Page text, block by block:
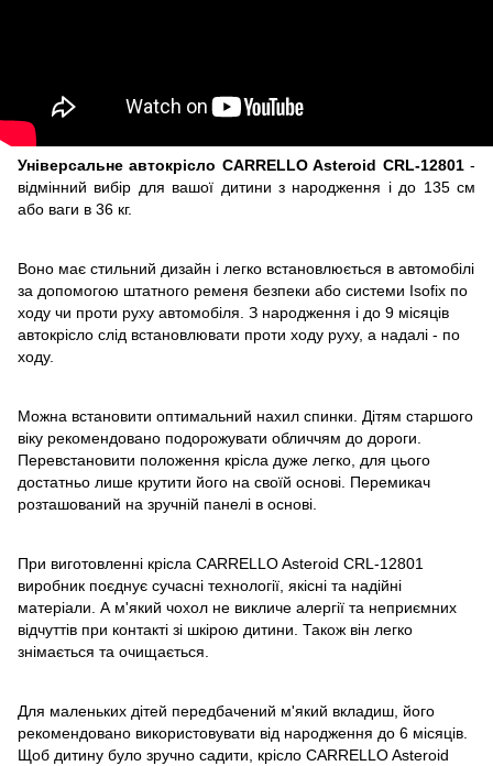
Універсальне автокрісло CARRELLO Asteroid CRL-12801 -
відмінний вибір для вашої дитини з народження і до 135 см
або ваги в 36 кг.
Воно має стильний дизайн і легко встановлюється в автомобілі
за допомогою штатного ременя безпеки або системи Isofix по
ходу чи проти руху автомобіля. З народження і до 9 місяців
автокрісло слід встановлювати проти ходу руху, а надалі - по
ходу.
Можна встановити оптимальний нахил спинки. Дітям старшого
віку рекомендовано подорожувати обличчям до дороги.
Перевстановити положення крісла дуже легко, для цього
достатньо лише крутити його на своїй основі. Перемикач
розташований на зручній панелі в основі.
При виготовленні крісла CARRELLO Asteroid CRL-12801
виробник поєднує сучасні технології, якісні та надійні
матеріали. А м'який чохол не викличе алергії та неприємних
відчуттів при контакті зі шкірою дитини. Також він легко
знімається та очищається.
Для маленьких дітей передбачений м'який вкладиш, його
рекомендовано використовувати від народження до 6 місяців.
Щоб дитину було зручно садити, крісло CARRELLO Asteroid